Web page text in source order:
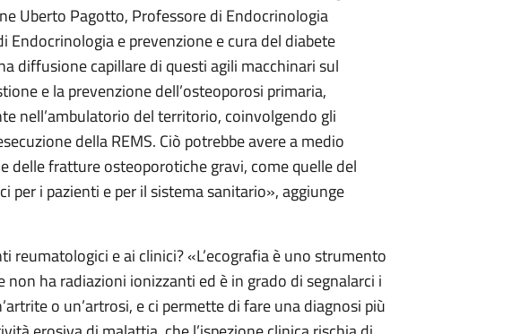
Uberto Pagotto, Professore di Endocrinologia
Endocrinologia e prevenzione e cura del diabete
diffusione capillare di questi agili macchinari sul
e la prevenzione dell’osteoporosi primaria,
nell’ambulatorio del territorio, coinvolgendo gli
della REMS. Ciò potrebbe avere a medio
fratture osteoporotiche gravi, come quelle del
i pazienti e per il sistema sanitario», aggiunge
reumatologici e ai clinici? «L’ecografia è uno strumento
ha radiazioni ionizzanti ed è in grado di segnalarci i
o un’artrosi, e ci permette di fare una diagnosi più